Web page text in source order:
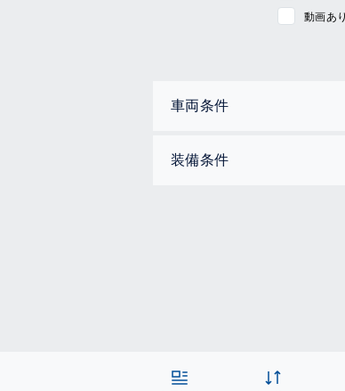
動画あり
車両条件
装備条件